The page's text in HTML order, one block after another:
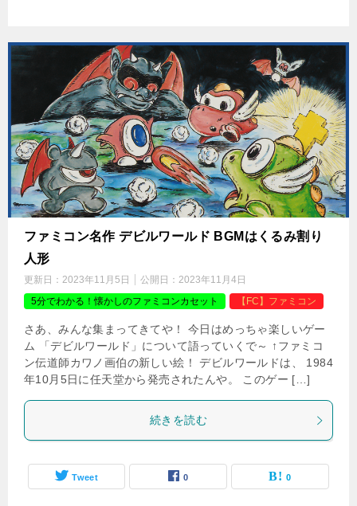
ファミコン名作 デビルワールド BGMはくるみ割り
人形
更新日： 2023年11月5日 公開日： 2023年11月4日
5分でわかる！懐かしのファミコンカセット
【FC】ファミコン
さあ、みんな集まってきてや！ 今日はめっちゃ楽しいゲー
ム 「デビルワールド」について語っていくで～ ↑ファミコ
ン伝道師カワノ画伯の新しい絵！ デビルワールドは、 1984
年10月5日に任天堂から発売されたんや。 このゲー […]
続きを読む
Tweet 0 0